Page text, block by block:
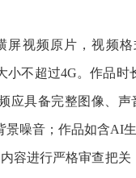
屏视频原片，视频
小不超过4G。作品
应具备完整图像、
噪音；作品如含AI
容进行严格审查把